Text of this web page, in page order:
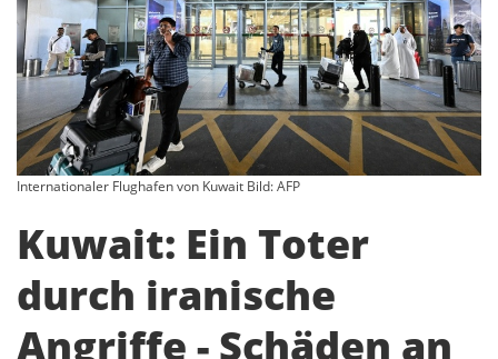
Internationaler Flughafen von Kuwait Bild: AFP
Kuwait: Ein Toter
durch iranische
Angriffe - Schäden an